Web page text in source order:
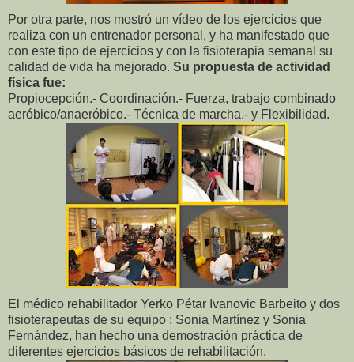
Por otra parte, nos mostró un vídeo de los ejercicios que
realiza con un entrenador personal, y ha manifestado que
con este tipo de ejercicios y con la fisioterapia semanal su
calidad de vida ha mejorado. Su propuesta de actividad
física fue:
Propiocepción.- Coordinación.- Fuerza, trabajo combinado
aeróbico/anaeróbico.- Técnica de marcha.- y Flexibilidad.
El médico rehabilitador Yerko Pétar Ivanovic Barbeito y dos
fisioterapeutas de su equipo : Sonia Martínez y Sonia
Fernández, han hecho una demostración práctica de
diferentes ejercicios básicos de rehabilitación.